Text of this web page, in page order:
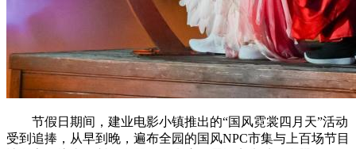
节假日期间，建业电影小镇推出的“国风霓裳四月天”活动
受到追捧，从早到晚，遍布全园的国风NPC市集与上百场节目